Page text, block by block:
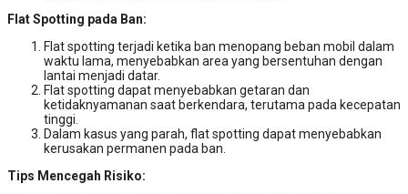
Flat Spotting pada Ban:
Flat spotting terjadi ketika ban menopang beban mobil dalam
waktu lama, menyebabkan area yang bersentuhan dengan
lantai menjadi datar.
Flat spotting dapat menyebabkan getaran dan
ketidaknyamanan saat berkendara, terutama pada kecepatan
tinggi.
Dalam kasus yang parah, flat spotting dapat menyebabkan
kerusakan permanen pada ban.
Tips Mencegah Risiko: